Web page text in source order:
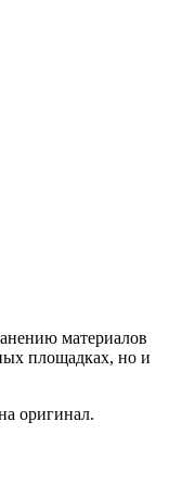
материалов
площадках, но и
оригинал.